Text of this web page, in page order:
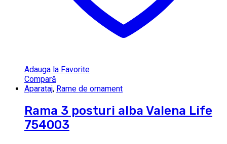
Adauga la Favorite
Compară
Aparataj, Rame de ornament
Rama 3 posturi alba Valena Life
754003